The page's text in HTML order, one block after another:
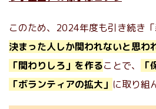
このため、2024年度も引き続き「
決まった人しか関われないと思わ
「関わりしろ」を作ることで、
「ボランティアの拡大」 に取り組